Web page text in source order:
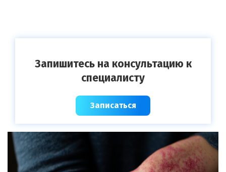
Запишитесь на консультацию к
специалисту
Записаться